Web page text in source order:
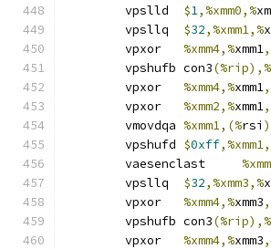
$1,%xmm0,%
$32,%xmm1,%
%xmm4,%xmm1,
	vpshufb	con3
(%rip),%
%xmm4,%xmm1,
%xmm2,%xmm1,
%xmm1,(%rsi )
$0xff
$32,%xmm3,%
%xmm4,%xmm3,
	vpshufb	con3
(%rip),%
%xmm4,%xmm3,